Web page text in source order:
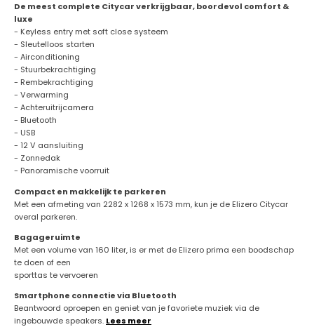
De meest complete Citycar verkrijgbaar, boordevol comfort &
luxe
- Keyless entry met soft close systeem
- Sleutelloos starten
- Airconditioning
- Stuurbekrachtiging
- Rembekrachtiging
- Verwarming
- Achteruitrijcamera
- Bluetooth
- USB
- 12 V aansluiting
- Zonnedak
- Panoramische voorruit
Compact en makkelijk te parkeren
Met een afmeting van 2282 x 1268 x 1573 mm, kun je de Elizero Citycar
overal parkeren.
Bagageruimte
Met een volume van 160 liter, is er met de Elizero prima een boodschap
te doen of een
sporttas te vervoeren
Smartphone connectie via Bluetooth
Beantwoord oproepen en geniet van je favoriete muziek via de
ingebouwde speakers. Lees meer